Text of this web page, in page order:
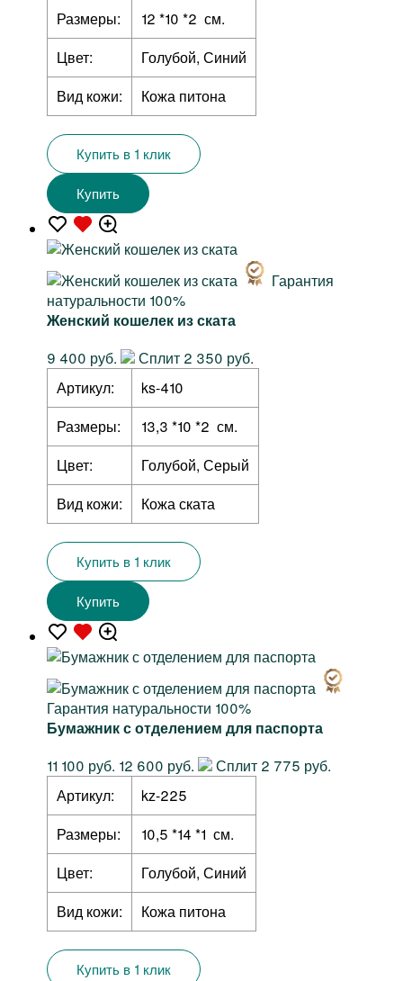
Размеры:
12 *10 *2 см.
Цвет:
Голубой, Синий
Вид кожи:
Кожа питона
Купить в 1 клик
Купить
Гарантия
натуральности 100%
Женский кошелек из ската
9 400 руб.
Сплит 2 350 руб.
Артикул:
ks-410
Размеры:
13,3 *10 *2 см.
Цвет:
Голубой, Серый
Вид кожи:
Кожа ската
Купить в 1 клик
Купить
Гарантия натуральности 100%
Бумажник с отделением для паспорта
11 100 руб. 12 600 руб.
Сплит 2 775 руб.
Артикул:
kz-225
Размеры:
10,5 *14 *1 см.
Цвет:
Голубой, Синий
Вид кожи:
Кожа питона
Купить в 1 клик